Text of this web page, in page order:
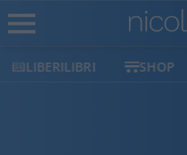
LIBERILIBRI SHOP